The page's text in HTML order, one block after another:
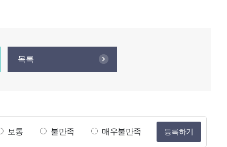
목록
보통 불만족 매우불만족 등록하기